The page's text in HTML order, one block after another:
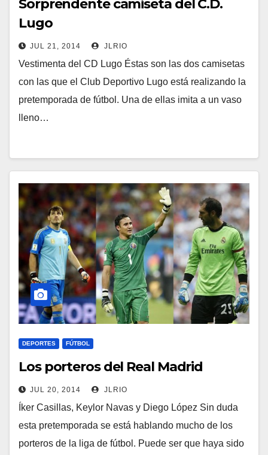
Sorprendente camiseta del C.D.
Lugo
JUL 21, 2014 JLRIO
Vestimenta del CD Lugo Éstas son las dos camisetas
con las que el Club Deportivo Lugo está realizando la
pretemporada de fútbol. Una de ellas imita a un vaso
lleno…
DEPORTES FÚTBOL
Los porteros del Real Madrid
JUL 20, 2014 JLRIO
Íker Casillas, Keylor Navas y Diego López Sin duda
esta pretemporada se está hablando mucho de los
porteros de la liga de fútbol. Puede ser que haya sido